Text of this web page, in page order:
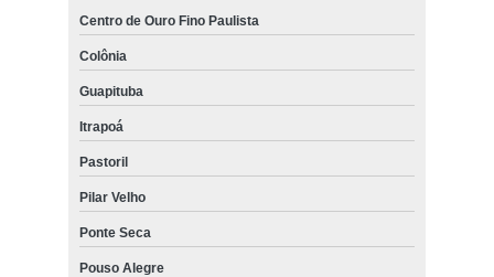
Centro de Ouro Fino Paulista
Colônia
Guapituba
Itrapoá
Pastoril
Pilar Velho
Ponte Seca
Pouso Alegre